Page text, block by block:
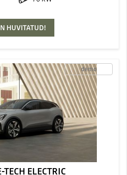
HUVITATUD!
demo
ELECTRIC